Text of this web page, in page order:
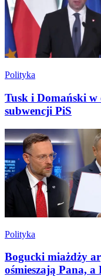
Polityka
Tusk i Domański w
subwencji PiS
Polityka
Bogucki miażdży
ośmieszają Pana,